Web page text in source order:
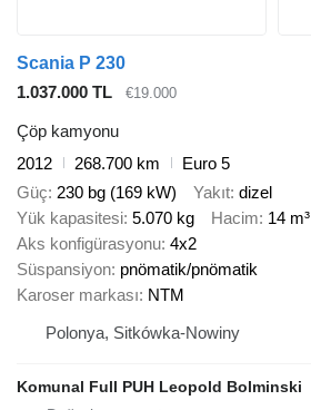
Scania P 230
1.037.000 TL
€19.000
Çöp kamyonu
2012
268.700 km
Euro 5
Güç 230 bg (169 kW) Yakıt dizel
Yük kapasitesi 5.070 kg Hacim 14 m³
Aks konfigürasyonu 4x2
Süspansiyon pnömatik/pnömatik
Karoser markası NTM
Polonya, Sitkówka-Nowiny
Komunal Full PUH Leopold Bolminski